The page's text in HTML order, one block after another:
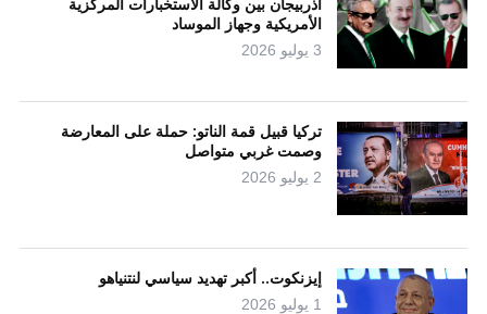
الأمريكية وجهاز الموساد
3 يوليو 2026
تركيا قبيل قمة الناتو: حملة على المعارضة
وصمت غربي متواصل
2 يوليو 2026
إيزنكوت.. أكبر تهديد سياسي لنتنياهو
1 يوليو 2026